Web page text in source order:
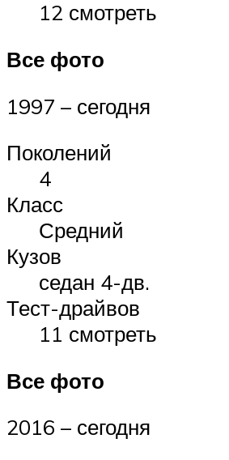
12 смотреть
Все фото
1997 – сегодня
Поколений
4
Класс
Средний
Кузов
седан 4-дв.
Тест-драйвов
11 смотреть
Все фото
2016 – сегодня